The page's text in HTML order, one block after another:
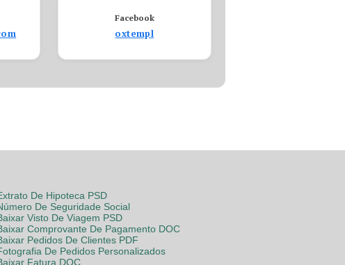
Facebook
oxtempl
De Hipoteca PSD
De Seguridade Social
Visto De Viagem PSD
Comprovante De Pagamento DOC
Pedidos De Clientes PDF
De Pedidos Personalizados
Fatura DOC